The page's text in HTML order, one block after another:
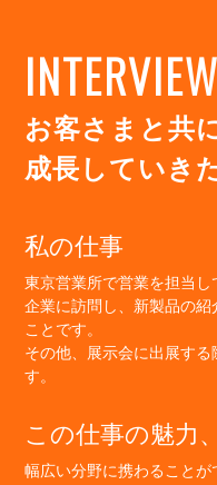
お客さまと共
成長していき
私の仕事
東京営業所で営業を担当
企業に訪問し、新製品の
ことです。
その他、展示会に出展す
す。
この仕事の魅力
幅広い分野に携わること